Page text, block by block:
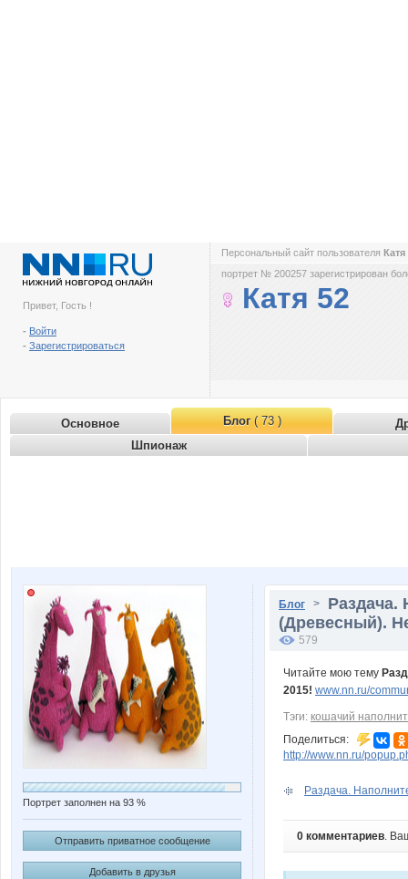
Привет, Гость !
- Войти
- Зарегистрироваться
Персональный сайт пользователя
портрет № 200257 зарегистрирован
Катя 52
Основное Блог( 73 )
Шпионаж
Портрет заполнен на 93 %
Отправить приватное сообщение
Добавить в друзья
Блог > Раздача.
(Древесный).
579
Читайте мою тему
2015! www.nn.ru/
Тэги: кошачий
Поделиться:
http://www.nn.ru/
Раздача.
0 комментариев.